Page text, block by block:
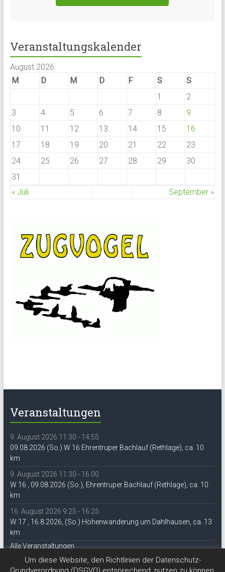
Veranstaltungskalender
August 2026
M
D M D F S
S
1
2
3
4 5 6 7 8
9
10
11 12 13 14 15
16
17
18 19 20 21 22
23
24
25 26 27 28 29
30
31
« Juli
September »
Veranstaltungen
9. August 2026 11:30 - 14:55
09.08.2026 (So.) W 16 Ehrentruper Bachlauf (Rethlage), ca. 10
km
9. August 2026 11:30 - 16:00
W 16 , 09.08.2026 (So.), Ehrentruper Bachlauf (Rethlage), ca. 10
km
16. August 2026 9:25 - 16:25
W 17 , 16.8.2026, (So.) Höhenwanderung um Dahlhausen, ca. 13
km
Alle Veranstaltungen
Um diese Website, den Richtlinien der Datenschutz-